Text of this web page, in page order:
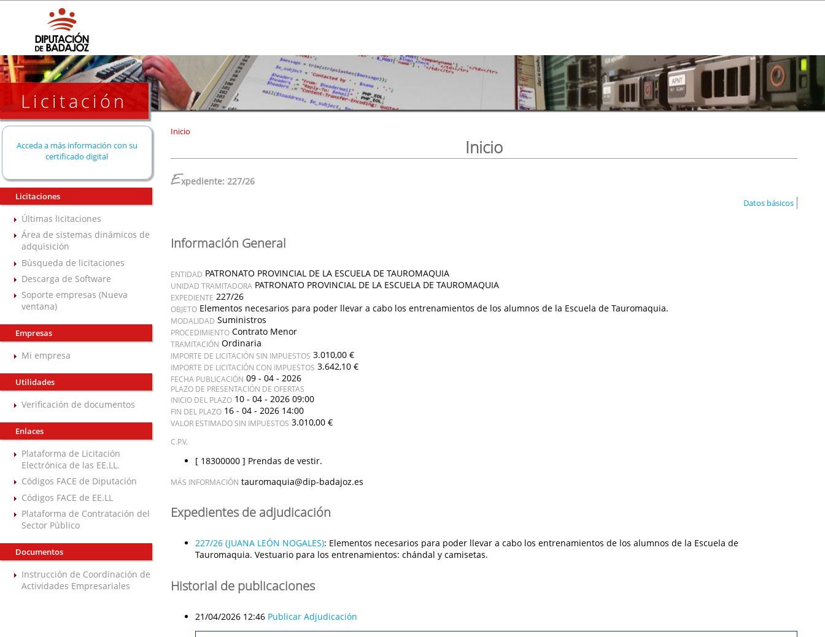
Licitación
Acceda a más información con su
certificado digital
Licitaciones
Últimas licitaciones
Área de sistemas dinámicos de
adquisición
Búsqueda de licitaciones
Descarga de Software
Soporte empresas (Nueva
ventana)
Empresas
Mi empresa
Utilidades
Verificación de documentos
Enlaces
Plataforma de Licitación
Electrónica de las EE.LL.
Códigos FACE de Diputación
Códigos FACE de EE.LL
Plataforma de Contratación del
Sector Público
Documentos
Instrucción de Coordinación de
Actividades Empresariales
Inicio
Inicio
Expediente: 227/26
Datos básicos
Información General
ENTIDAD PATRONATO PROVINCIAL DE LA ESCUELA DE TAUROMAQUIA
UNIDAD TRAMITADORA PATRONATO PROVINCIAL DE LA ESCUELA DE TAUROMAQUIA
EXPEDIENTE 227/26
OBJETO Elementos necesarios para poder llevar a cabo los entrenamientos de los alumnos de la Escuela de Tauromaquia.
MODALIDAD Suministros
PROCEDIMIENTO Contrato Menor
TRAMITACIÓN Ordinaria
IMPORTE DE LICITACIÓN SIN IMPUESTOS 3.010,00 €
IMPORTE DE LICITACIÓN CON IMPUESTOS 3.642,10 €
FECHA PUBLICACIÓN 09 - 04 - 2026
PLAZO DE PRESENTACIÓN DE OFERTAS
INICIO DEL PLAZO 10 - 04 - 2026 09:00
FIN DEL PLAZO 16 - 04 - 2026 14:00
VALOR ESTIMADO SIN IMPUESTOS 3.010,00 €
C.P.V.
[ 18300000 ] Prendas de vestir.
MÁS INFORMACIÓN tauromaquia@dip-badajoz.es
Expedientes de adjudicación
227/26 (JUANA LEÓN NOGALES): Elementos necesarios para poder llevar a cabo los entrenamientos de los alumnos de la Escuela de
Tauromaquia. Vestuario para los entrenamientos: chándal y camisetas.
Historial de publicaciones
21/04/2026 12:46 Publicar Adjudicación